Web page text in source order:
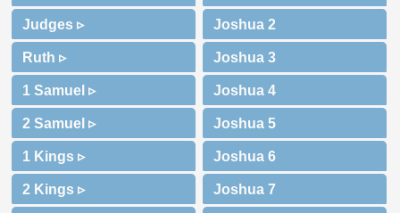
Judges ▹
Ruth ▹
1 Samuel ▹
2 Samuel ▹
1 Kings ▹
2 Kings ▹